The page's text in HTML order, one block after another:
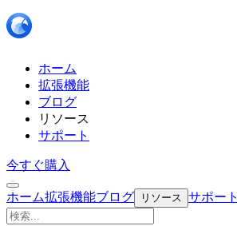
ホーム
拡張機能
ブログ
リソース
サポート
今すぐ購入
ホーム拡張機能ブログ リソース サポート